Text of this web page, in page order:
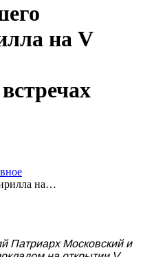
на V
на…
Патриарх Московский и